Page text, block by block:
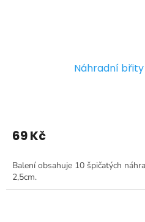
Náhradní
69 Kč
Balení obsahuje 10 špičatých
2,5cm.